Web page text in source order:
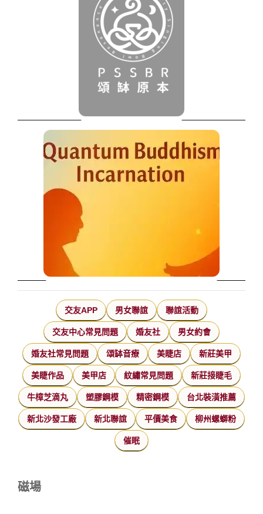
交友APP 男女聯誼 聯誼活動
交友中心常見問題 婚友社 男女約會
婚友社常見問題 頌缽音療 美睫店 新莊美甲
美睫作品 美甲店 紋繡常見問題 新莊接睫毛
牛樟芝滴丸 塑膠鋼模 精密鋼模 台北裝潢推薦
新北沙發工廠 新北聯誼 平價美食 柳州螺螄粉
催眠
磁場